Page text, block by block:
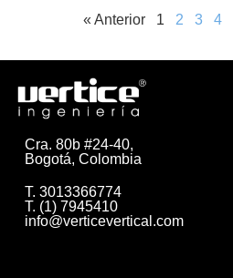
« Anterior 1 2 3 4
Cra. 80b #24-40,
Bogotá, Colombia
T. 3013366774
T. (1) 7945410
info@verticevertical.com